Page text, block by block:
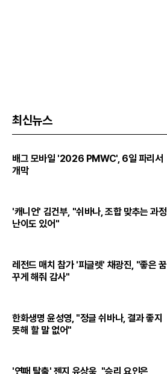
최신뉴스
배그 모바일 '2026 PMWC', 6일 파리서
개막
'캐니언' 김건부, "쉬바나, 조합 맞추는 과정
난이도 있어"
레전드 매치 참가 '피글렛' 채광진, "좋은 꿈
꾸게 해줘 감사"
한화생명 윤성영, "정글 쉬바나, 결과 좋지
못해 할 말 없어"
'연패 탈출' 젠지 유상욱, "승리 요인은